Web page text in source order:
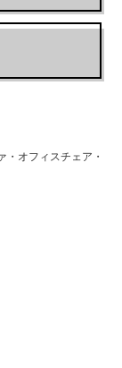
・オフィスチェア・